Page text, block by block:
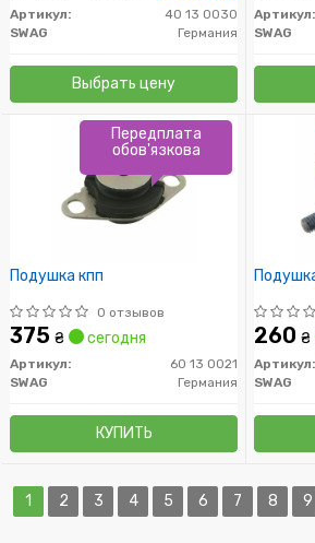
Артикул:
40 13 0030
SWAG
Германия
Выбрать цену
Артикул:
SWAG
Подушкa кпп
0 отзывов
375 ₴ сегодня
Артикул:
60 13 0021
SWAG
Германия
КУПИТЬ
Передплата
обов'язкова
260 ₴
Артикул:
SWAG
1 2 3 4 5 6 7 8 9